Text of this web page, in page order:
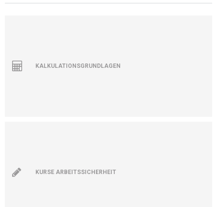
KALKULATIONSGRUNDLAGEN
KURSE ARBEITSSICHERHEIT